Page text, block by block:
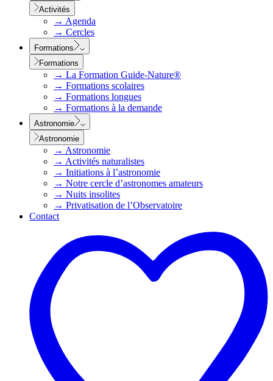
Activités
→ Agenda
→ Cercles
Formations
Formations
→ La Formation Guide-Nature®
→ Formations scolaires
→ Formations longues
→ Formations à la demande
Astronomie
Astronomie
→ Astronomie
→ Activités naturalistes
→ Initiations à l’astronomie
→ Notre cercle d’astronomes amateurs
→ Nuits insolites
→ Privatisation de l’Observatoire
Contact